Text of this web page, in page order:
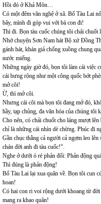
Hồi đó ở Khả Môn…
Có một đêm văn nghệ ở xã. Bố Tàu Lai
bây, mình đi góp vui với bà con đi!
Thì đi. Bọn tàu cuốc chúng tôi chải chuốt
Nhớ chuyện Sơn Nam hát Bộ xứ Đồng
gánh hát, khán giả chống xuồng chung
nước miếng.
Những ngày giờ đó, bọn tôi làm cái việc
cái bưng rộng như một công quốc bớt
mở cõi!
Ừ, thì mở cõi.
Nhưng cái cõi mà bọn tôi đang mở đó,
hầy, tạp chủng, đa văn hóa của chúng tôi
Cho nên, có chải chuốt cho láng mượt
chỉ là những cái nhìn dè chừng. Phúc đi
Gần chục thằng cả người cả ngợm leo
chán đời anh đi tàu cuốc!".
Nghe ở dưới ó ré phản đối: Phản động
Thì đúng là phản động!
Bố Tàu Lai lại xua quân về. Bọn tôi cun
hoan!
Có hai con ri voi rộng dưới khoang từ
mang ra khao quân!